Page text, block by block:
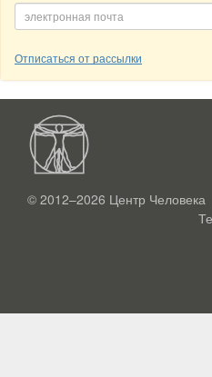
Отписаться от рассылки
© 2012–2026 Центр Человека